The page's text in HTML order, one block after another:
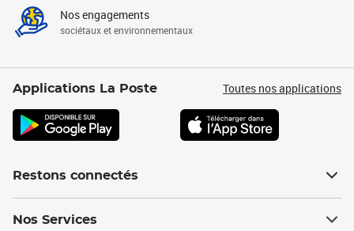
Nos engagements
sociétaux et environnementaux
Applications La Poste Toutes nos applications
Restons connectés
Nos Services